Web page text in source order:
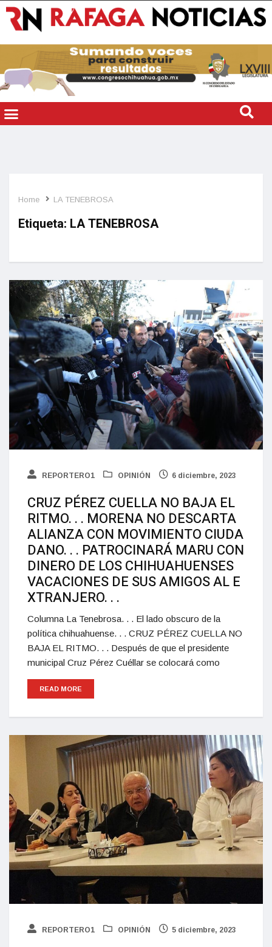
Home LA TENEBROSA
Etiqueta: LA TENEBROSA
REPORTERO1 OPINIÓN 6 diciembre, 2023
CRUZ PÉREZ CUELLA NO BAJA EL
RITMO. . . MORENA NO DESCARTA
ALIANZA CON MOVIMIENTO CIUDA
DANO. . . PATROCINARÁ MARU CON
DINERO DE LOS CHIHUAHUENSES
VACACIONES DE SUS AMIGOS AL E
XTRANJERO. . .
Columna La Tenebrosa. . . El lado obscuro de la
política chihuahuense. . . CRUZ PÉREZ CUELLA NO
BAJA EL RITMO. . . Después de que el presidente
municipal Cruz Pérez Cuéllar se colocará como
READ MORE
REPORTERO1 OPINIÓN 5 diciembre, 2023